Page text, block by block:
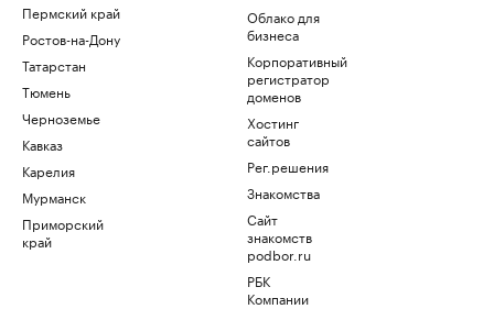
Пермский край
Ростов-на-Дону
Татарстан
Тюмень
Черноземье
Кавказ
Карелия
Мурманск
Приморский
край
Облако для
бизнеса
Корпоративный
регистратор
доменов
Хостинг
сайтов
Рег.решения
Знакомства
Сайт
знакомств
podbor.ru
РБК
Компании